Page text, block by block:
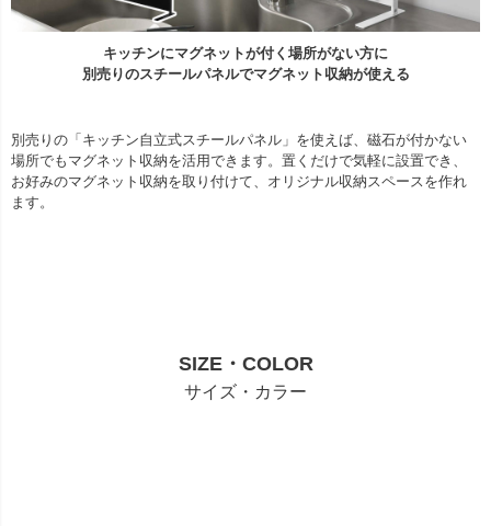
キッチンにマグネットが付く場所がない方に
別売りのスチールパネルでマグネット収納が使える
別売りの「キッチン自立式スチールパネル」を使えば、磁石が付かない
場所でもマグネット収納を活用できます。置くだけで気軽に設置でき、
お好みのマグネット収納を取り付けて、オリジナル収納スペースを作れ
ます。
SIZE・COLOR
サイズ・カラー